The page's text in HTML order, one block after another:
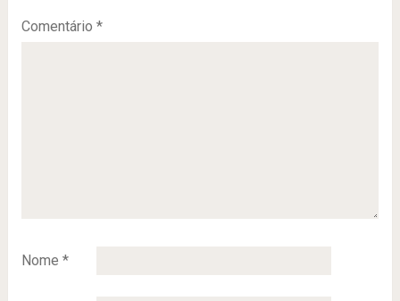
Comentário *
Nome *